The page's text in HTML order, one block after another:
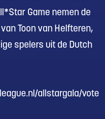
Game nemen de
Toon van Helfteren,
spelers uit de Dutch
allstargala/vote